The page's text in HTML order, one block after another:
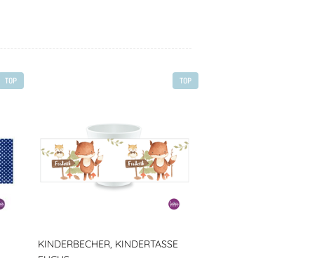
TOP TOP
KINDERBECHER, KINDERTASSE